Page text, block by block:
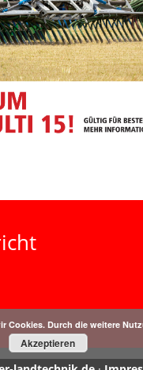
Cookies. Durch die weitere
Akzeptieren